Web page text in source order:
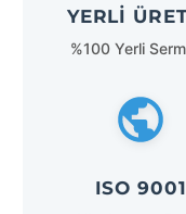
YERLI
%100 Yerli
ISO 9001